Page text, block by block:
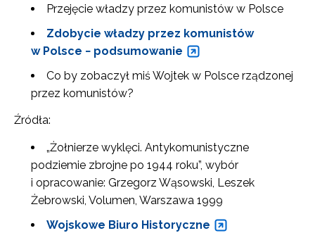
Przejęcie władzy przez komunistów w Polsce
Zdobycie władzy przez komunistów
w Polsce − podsumowanie
Co by zobaczył miś Wojtek w Polsce rządzonej
przez komunistów?
Źródła:
„Żołnierze wyklęci. Antykomunistyczne
podziemie zbrojne po 1944 roku”, wybór
i opracowanie: Grzegorz Wąsowski, Leszek
Żebrowski, Volumen, Warszawa 1999
Wojskowe Biuro Historyczne
informacjami
Adres e-mail:
osobowych przez ORE w celach marketingowych.
Zapisuję się